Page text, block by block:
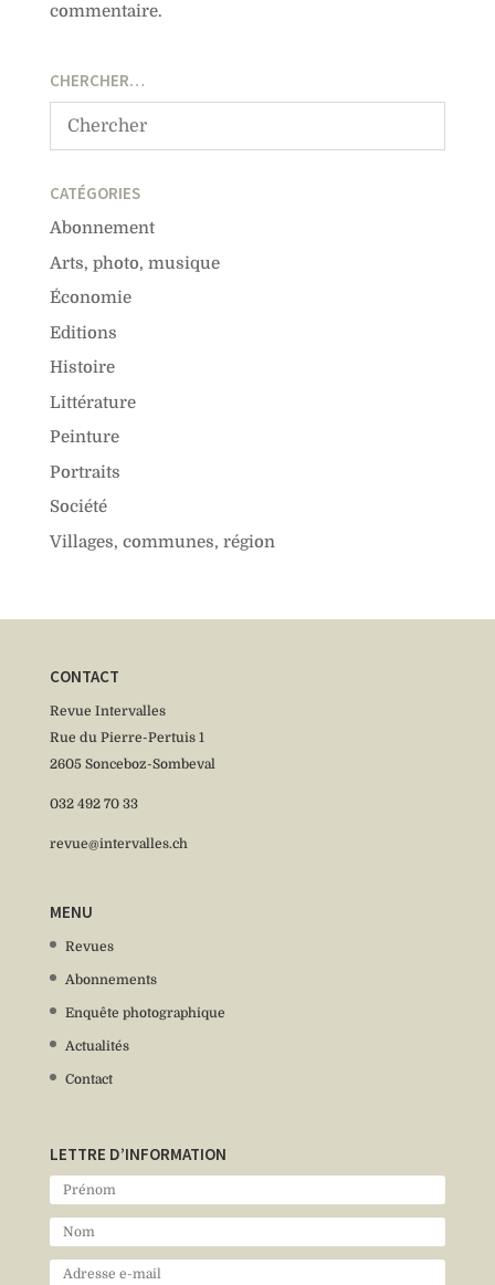
commentaire.
CHERCHER…
CATÉGORIES
Abonnement
Arts, photo, musique
Économie
Editions
Histoire
Littérature
Peinture
Portraits
Société
Villages, communes, région
CONTACT
Revue Intervalles
Rue du Pierre-Pertuis 1
2605 Sonceboz-Sombeval
032 492 70 33
revue@intervalles.ch
MENU
Revues
Abonnements
Enquête photographique
Actualités
Contact
LETTRE D’INFORMATION